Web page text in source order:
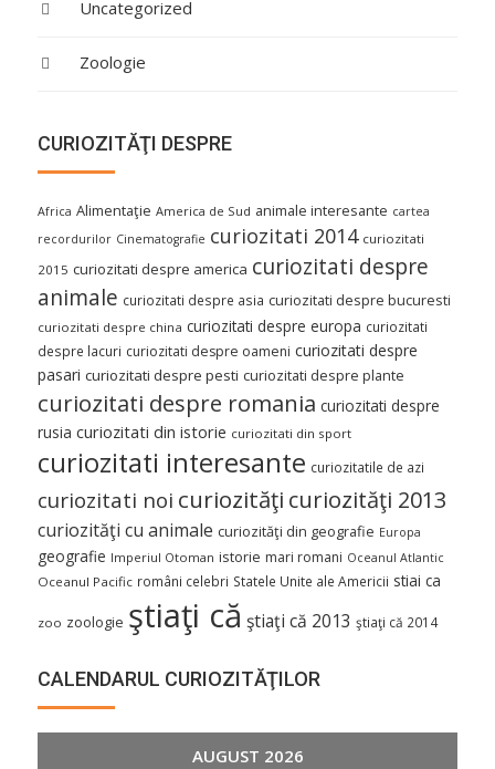
Uncategorized
Zoologie
CURIOZITĂŢI DESPRE
Africa Alimentaţie America de Sud animale interesante cartea
recordurilor Cinematografie curiozitati 2014 curiozitati
2015 curiozitati despre america curiozitati despre
animale curiozitati despre asia curiozitati despre bucuresti
curiozitati despre china curiozitati despre europa curiozitati
despre lacuri curiozitati despre oameni curiozitati despre
pasari curiozitati despre pesti curiozitati despre plante
curiozitati despre romania curiozitati despre
rusia curiozitati din istorie curiozitati din sport
curiozitati interesante curiozitatile de azi
curiozitati noi curiozităţi curiozităţi 2013
curiozităţi cu animale curiozităţi din geografie Europa
geografie Imperiul Otoman istorie mari romani Oceanul Atlantic
Oceanul Pacific români celebri Statele Unite ale Americii stiai ca
zoo zoologie ştiaţi că ştiaţi că 2013 ştiaţi că 2014
CALENDARUL CURIOZITĂŢILOR
AUGUST 2026